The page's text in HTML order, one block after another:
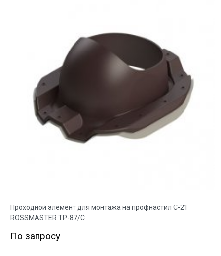
Проходной элемент для монтажа на профнастил С-21
ROSSMASTER ТР-87/С
По запросу